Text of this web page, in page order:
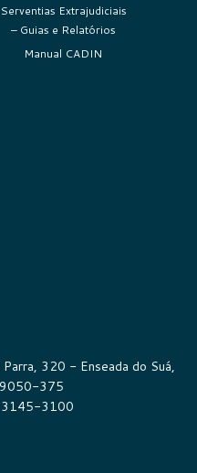
Serventias Extrajudiciais
– Guias e Relatórios
Manual CADIN
320 - Enseada do Suá,
375
3145-3100